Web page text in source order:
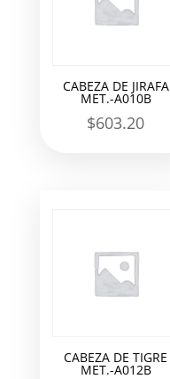
CABEZA DE JIRAFA
MET.-A010B
$603.20
CABEZA DE TIGRE
MET.-A012B